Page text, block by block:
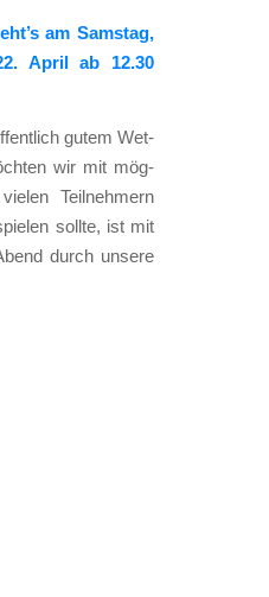
am Sams­tag,
April ab 12.30
gutem Wet­
wir mit mög­
Teil­neh­mern
soll­te, ist mit
durch unse­re